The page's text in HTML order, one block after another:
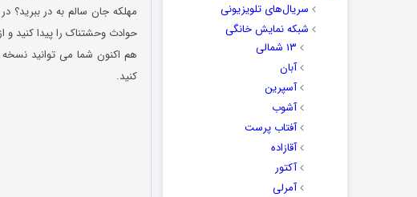
سریال‌های تلویزیونی
شبکه نمایش خانگی
۱۳ شمالی
آبان
آسپرین
آشوب
آفتاب پرست
آقازاده
آکتور
آمرلی
مهلکه جان سالم به در ببرید؟
حوادث وحشتناک را پیدا کنید و
هم اکنون شما می توانید
کنید.